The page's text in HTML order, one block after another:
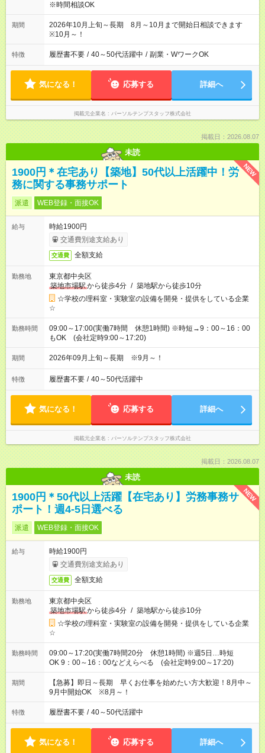
※時間相談OK
期間
2026年10月上旬～長期 8月～10月まで開始日相談できます
※10月～！
特徴 履歴書不要 / 40～50代活躍中 / 副業・WワークOK
気になる！ 応募する 詳細へ
掲載元企業名 パーソルテンプスタッフ株式会社
掲載日：2026.08.07
未読
NEW
1900円＊在宅あり【築地】50代以上活躍中！労
務に関する事務サポート
派遣 WEB登録・面接OK
給与
時給1900円
交通費別途支給あり
交通費 全額支給
勤務地
東京都中央区
築地市場駅から徒歩4分 / 築地駅から徒歩10分
☆学校の理科室・実験室の設備を開発・提供をしている企業
☆
勤務時間
09:00～17:00(実働7時間 休憩1時間) ※時短→9：00～16：00
もOK (会社定時9:00～17:20)
期間 2026年09月上旬～長期 ※9月～！
特徴 履歴書不要 / 40～50代活躍中
気になる！ 応募する 詳細へ
掲載元企業名 パーソルテンプスタッフ株式会社
掲載日：2026.08.07
未読
NEW
1900円＊50代以上活躍【在宅あり】労務事務サ
ポート！週4-5日選べる
派遣 WEB登録・面接OK
給与
時給1900円
交通費別途支給あり
交通費 全額支給
勤務地
東京都中央区
築地市場駅から徒歩4分 / 築地駅から徒歩10分
☆学校の理科室・実験室の設備を開発・提供をしている企業
☆
勤務時間
09:00～17:20(実働7時間20分 休憩1時間) ※週5日…時短
OK 9：00～16：00などえらべる (会社定時9:00～17:20)
期間
【急募】即日～長期 早くお仕事を始めたい方大歓迎！8月中～
9月中開始OK ※8月～！
特徴 履歴書不要 / 40～50代活躍中
気になる！ 応募する 詳細へ